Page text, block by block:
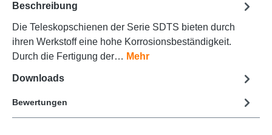
Beschreibung
Die Teleskopschienen der Serie SDTS bieten durch
ihren Werkstoff eine hohe Korrosionsbeständigkeit.
Durch die Fertigung der… Mehr
Downloads
Bewertungen